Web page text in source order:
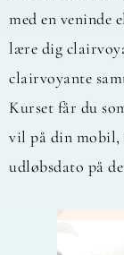
med en veninde
lære dig
clairvoyante
Kurset får du
vil på din mobil,
udløbsdato på